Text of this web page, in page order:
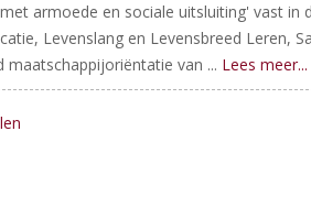
armoede en sociale uitsluiting' vast in
Levenslang en Levensbreed Leren,
maatschappijoriëntatie van ... Lees meer...